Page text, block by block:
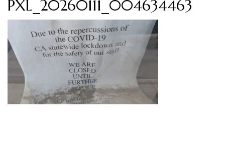
PXL_20260111_004634463